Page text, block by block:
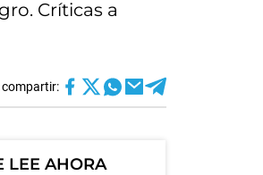
Críticas a
compartir:
LEE AHORA